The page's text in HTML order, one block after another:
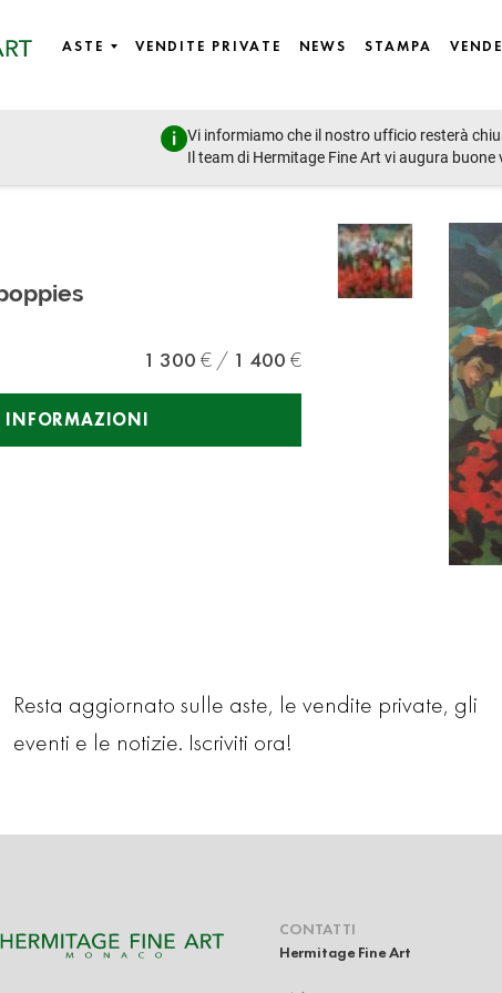
ASTE VENDITE PRIVATE NEWS STAMPA
Vi informiamo che il nostro ufficio resterà
Il team di Hermitage Fine Art vi augura buone
1 300 1 400
INFORMAZIONI
Resta aggiornato sulle aste, le vendite private, gli
eventi e le notizie. Iscriviti ora!
CONTATTI
Hermitage Fine Art